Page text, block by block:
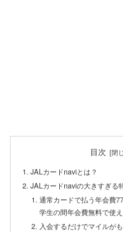
目次
JALカードnaviとは？
JALカードnaviの大きすぎる
通常カードで払う年会費
学生の間年会費無料で使
入会するだけでマイルが